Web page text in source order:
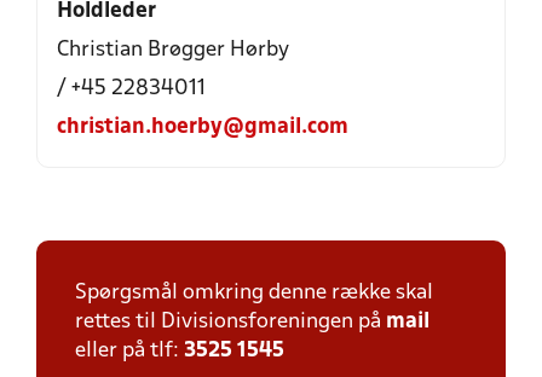
Holdleder
Christian Brøgger Hørby
/ +45 22834011
christian.hoerby@gmail.com
Spørgsmål omkring denne række skal
rettes til Divisionsforeningen på mail
eller på tlf: 3525 1545